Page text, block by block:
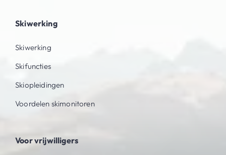
Skiwerking
Skiwerking
Skifuncties
Skiopleidingen
Voordelen skimonitoren
Voor vrijwilligers